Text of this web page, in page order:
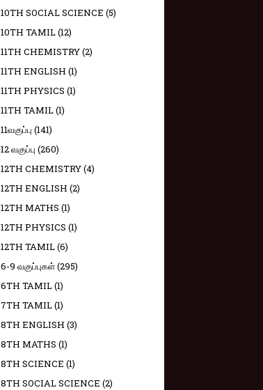
10TH SOCIAL SCIENCE (5)
10TH TAMIL(12)
11TH CHEMISTRY(2)
11TH ENGLISH (1)
11TH PHYSICS (1)
11TH TAMIL(1)
11வகுப்பு (141)
12 வகுப்பு (260)
12TH CHEMISTRY(4)
12TH ENGLISH (2)
12TH MATHS (1)
12TH PHYSICS (1)
12TH TAMIL(6)
6-9 வகுப்புகள்(295)
6TH TAMIL(1)
7TH TAMIL(1)
8TH ENGLISH (3)
8TH MATHS (1)
8TH SCIENCE (1)
8TH SOCIAL SCIENCE (2)